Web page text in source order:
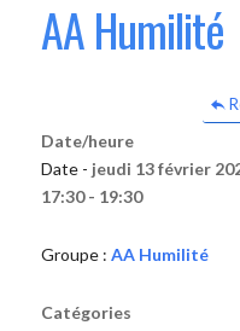
AA Humilité
Date/heure
Date - jeudi 13 février
17:30 - 19:30
Groupe : AA Humilité
Catégories